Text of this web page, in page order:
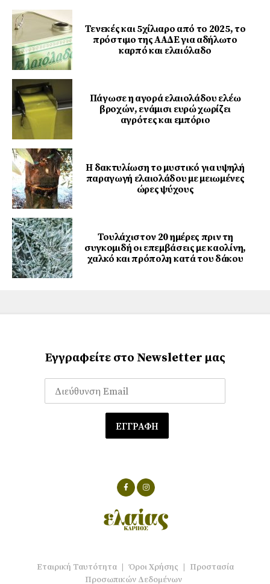
Τενεκές και 5χίλιαρο από το 2025, το
πρόστιμο της ΑΑΔΕ για αδήλωτο
καρπό και ελαιόλαδο
Πάγωσε η αγορά ελαιολάδου ελέω
βροχών, ενάμισι ευρώ χωρίζει
αγρότες και εμπόριο
Η δακτυλίωση το μυστικό για υψηλή
παραγωγή ελαιολάδου με μειωμένες
ώρες ψύχους
Τουλάχιστον 20 ημέρες πριν τη
συγκομιδή οι επεμβάσεις με καολίνη,
χαλκό και πρόπολη κατά του δάκου
Εγγραφείτε στο Newsletter μας
Εταιρική Ταυτότητα Όροι Χρήσης
Προστασία
Προσωπικών Δεδομένων